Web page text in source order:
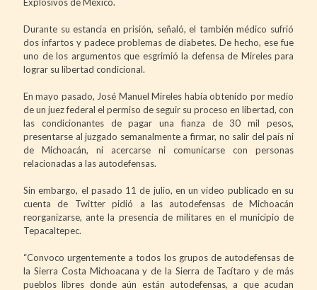
Durante su estancia en prisión, señaló, el también médico sufrió
dos infartos y padece problemas de diabetes. De hecho, ese fue
uno de los argumentos que esgrimió la defensa de Mireles para
lograr su libertad condicional.
En mayo pasado, José Manuel Mireles había obtenido por medio
de un juez federal el permiso de seguir su proceso en libertad, con
las condicionantes de pagar una fianza de 30 mil pesos,
presentarse al juzgado semanalmente a firmar, no salir del país ni
de Michoacán, ni acercarse ni comunicarse con personas
relacionadas a las autodefensas.
Sin embargo, el pasado 11 de julio, en un video publicado en su
cuenta de Twitter pidió a las autodefensas de Michoacán
reorganizarse, ante la presencia de militares en el municipio de
Tepacaltepec.
“Convoco urgentemente a todos los grupos de autodefensas de
la Sierra Costa Michoacana y de la Sierra de Tacítaro y de más
pueblos libres donde aún están autodefensas, a que acudan